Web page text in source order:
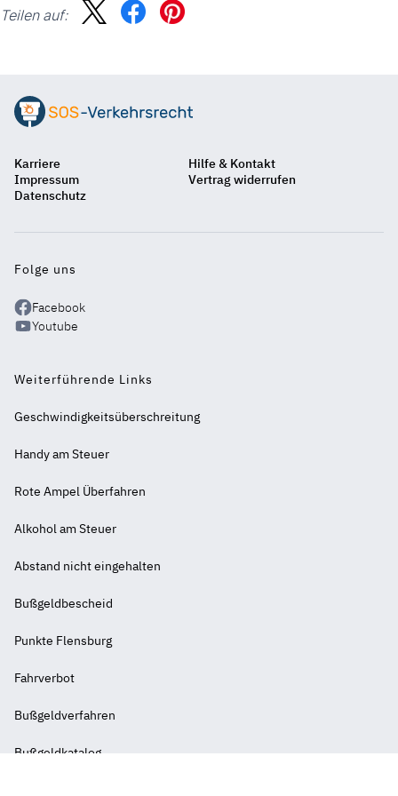
Teilen auf:
Auf
einen
Karriere
Hilfe & Kontakt
Impressum
Vertrag widerrufen
Datenschutz
Folge uns
Facebook
Youtube
Weiterführende Links
Geschwindigkeitsüberschreitung
Handy am Steuer
Rote Ampel Überfahren
Alkohol am Steuer
Abstand nicht eingehalten
Weiterführende
-
Bußgeldbescheid
Punkte Flensburg
Fahrverbot
Bußgeldverfahren
Bußgeldkatalog